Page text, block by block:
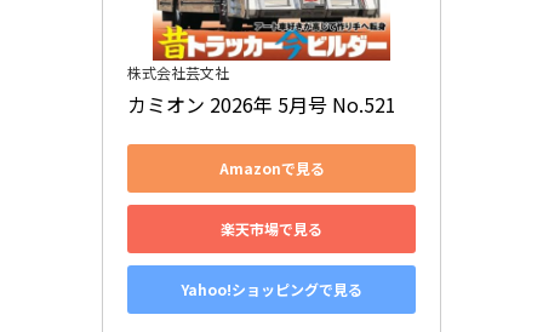
株式会社芸文社
カミオン 2026年 5月号 No.521
Amazonで見る
楽天市場で見る
Yahoo!ショッピングで見る